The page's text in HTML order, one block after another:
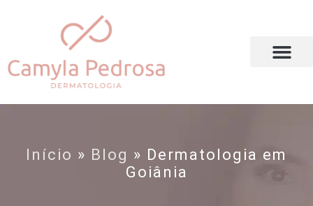
Início » Blog » Dermatologia em
Goiânia